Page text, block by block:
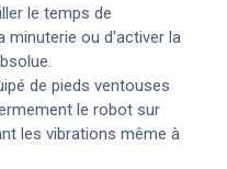
le temps de
minuterie ou d'activer la
de pieds ventouses
le robot sur
les vibrations même à